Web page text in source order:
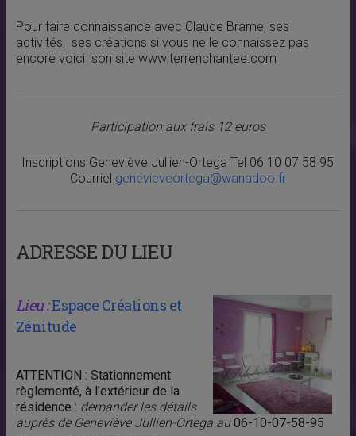
Pour faire connaissance avec Claude Brame, ses
activités, ses créations si vous ne le connaissez pas
encore voici son site www.terrenchantee.com
Participation aux frais 12 euros
Inscriptions Geneviève Jullien-Ortega Tel 06 10 07 58 95
Courriel genevieveortega@wanadoo.fr
ADRESSE DU LIEU
Lieu :Espace Créations et
Zénitude
ATTENTION : Stationnement
règlementé, à l'extérieur de la
résidence : demander les détails
auprès de Geneviève Jullien-Ortega au06-10-07-58-95